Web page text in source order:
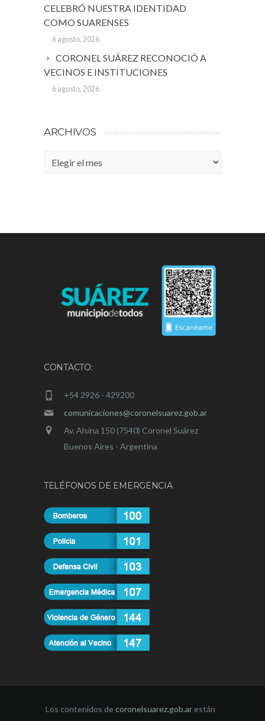
CELEBRÓ NUESTRA IDENTIDAD
COMO SUARENSES
6 agosto, 2026
CORONEL SUÁREZ RECONOCIÓ A
VECINOS E INSTITUCIONES
6 agosto, 2026
ARCHIVOS
Archivos
CONTACTO:
+54 2926 - 429200
comunicaciones@coronelsuarez.gob.ar
Av. Alsina 150 (7540) Coronel Suárez
Buenos Aires - Argentina
TELÉFONOS DE EMERGENCIA
Los contenidos decoronelsuarez.gob.ar están